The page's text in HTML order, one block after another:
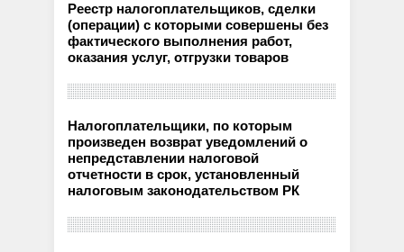
Реестр налогоплательщиков, сделки
(операции) с которыми совершены без
фактического выполнения работ,
оказания услуг, отгрузки товаров
Налогоплательщики, по которым
произведен возврат уведомлений о
непредставлении налоговой
отчетности в срок, установленный
налоговым законодательством РК